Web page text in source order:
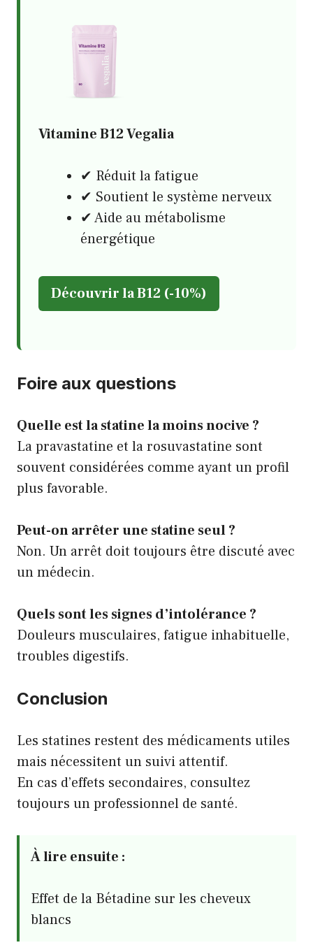
Vitamine B12 Vegalia
✔ Réduit la fatigue
✔ Soutient le système nerveux
✔ Aide au métabolisme
énergétique
Découvrir la B12 (-10%)
Foire aux questions
Quelle est la statine la moins nocive ?
La pravastatine et la rosuvastatine sont
souvent considérées comme ayant un profil
plus favorable.
Peut-on arrêter une statine seul ?
Non. Un arrêt doit toujours être discuté avec
un médecin.
Quels sont les signes d’intolérance ?
Douleurs musculaires, fatigue inhabituelle,
troubles digestifs.
Conclusion
Les statines restent des médicaments utiles
mais nécessitent un suivi attentif.
En cas d’effets secondaires, consultez
toujours un professionnel de santé.
À lire ensuite :
Effet de la Bétadine sur les cheveux
blancs